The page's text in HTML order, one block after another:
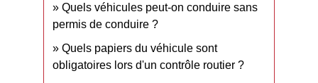
Quels véhicules peut-on conduire sans
permis de conduire ?
Quels papiers du véhicule sont
obligatoires lors d'un contrôle routier ?